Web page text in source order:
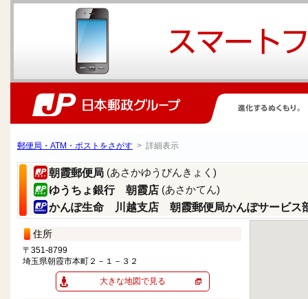
郵便局・ATM・ポストをさがす > 詳細表示
朝霞郵便局 (あさかゆうびんきょく)
ゆうちょ銀行 朝霞店 (あさかてん)
かんぽ生命 川越支店 朝霞郵便局かんぽサービス
住所
〒351-8799
埼玉県朝霞市本町２－１－３２
大きな地図で見る